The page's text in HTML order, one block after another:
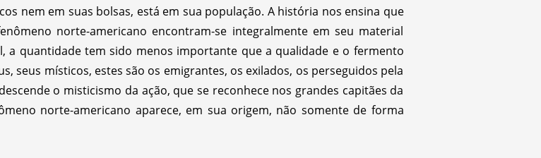
nem em suas bolsas, está em sua população. A história nos ensina que
norte-americano encontram-se integralmente em seu material
a quantidade tem sido menos importante que a qualidade e o fermento
seus místicos, estes são os emigrantes, os exilados, os perseguidos pela
o misticismo da ação, que se reconhece nos grandes capitães da
norte-americano aparece, em sua origem, não somente de forma